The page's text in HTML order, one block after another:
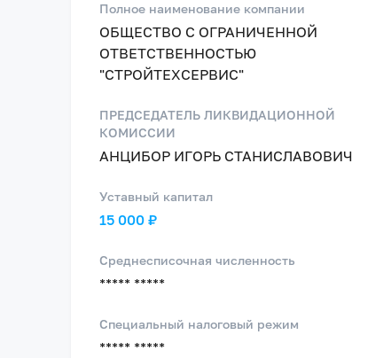
Полное наименование компании
ОБЩЕСТВО С ОГРАНИЧЕННОЙ
ОТВЕТСТВЕННОСТЬЮ
"СТРОЙТЕХСЕРВИС"
ПРЕДСЕДАТЕЛЬ ЛИКВИДАЦИОННОЙ
КОМИССИИ
АНЦИБОР ИГОРЬ СТАНИСЛАВОВИЧ
Уставный капитал
15 000 ₽
Среднесписочная численность
***** *****
Специальный налоговый режим
***** *****